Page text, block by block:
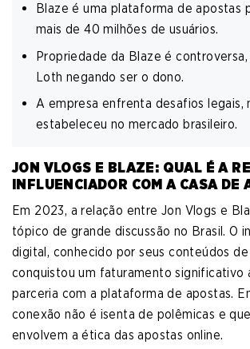
Blaze é uma plataforma de apostas
mais de 40 milhões de usuários.
Propriedade da Blaze é
Loth negando ser o dono.
A empresa enfrenta desafios legais,
estabeleceu no mercado brasileiro.
JON VLOGS E BLAZE: QUAL É A
INFLUENCIADOR COM A CASA DE
Em 2023, a relação entre Jon Vlogs e
tópico de grande discussão no Brasil. O
digital, conhecido por seus conteúdos
conquistou um faturamento significativo
parceria com a plataforma de apostas.
conexão não é isenta de polêmicas e
envolvem a ética das apostas online.